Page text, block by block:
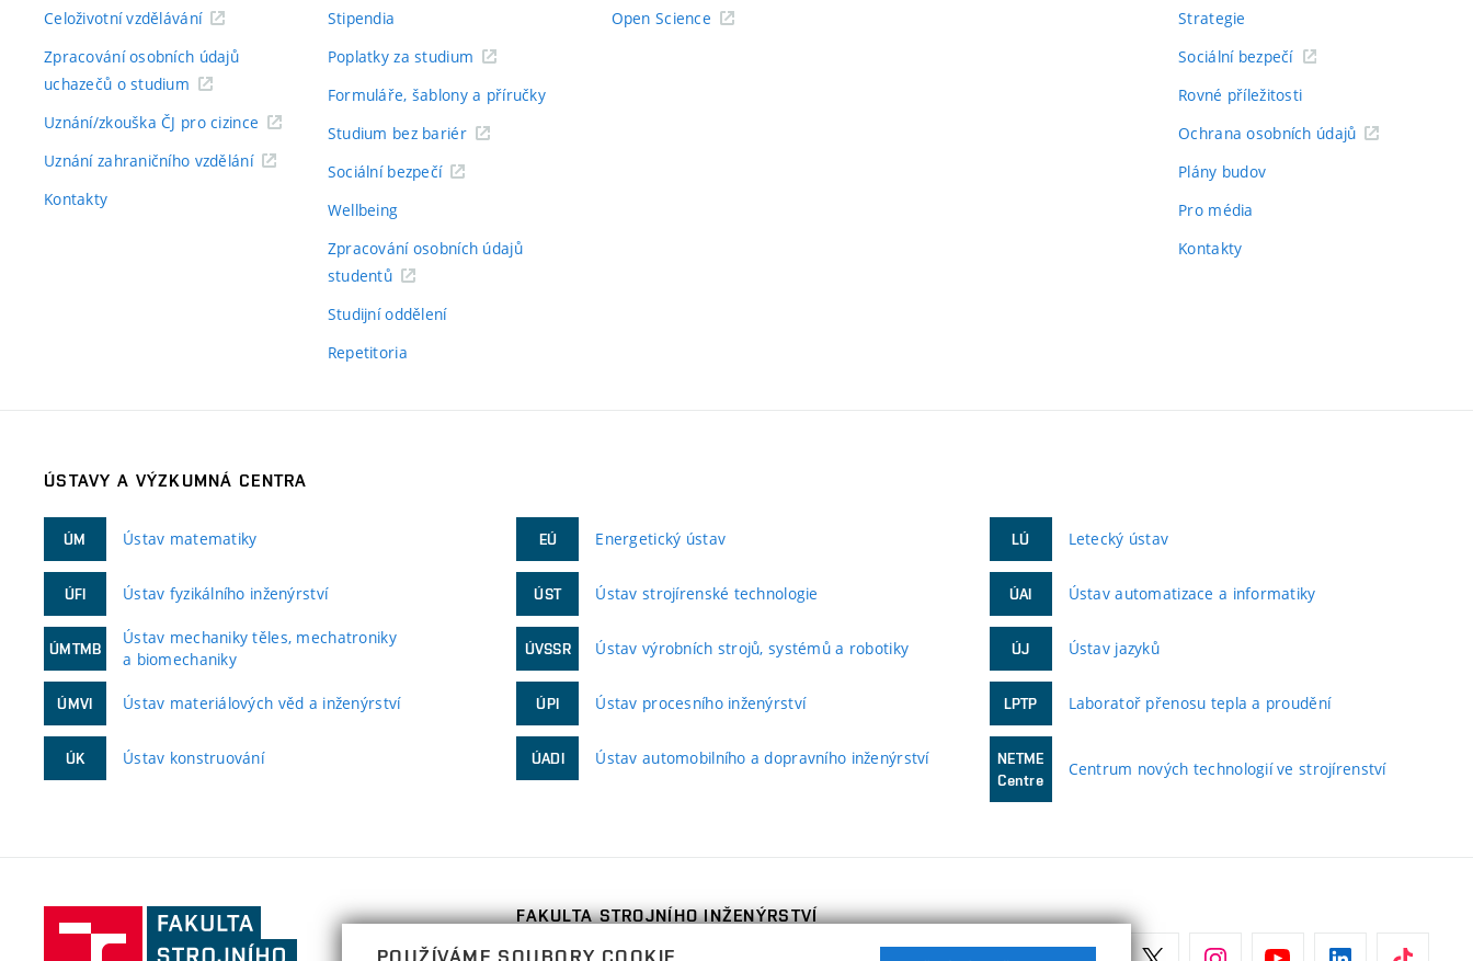
Celoživotní vzdělávání
Zpracování osobních údajů
uchazečů o studium
Uznání/zkouška ČJ pro cizince
Uznání zahraničního vzdělání
Kontakty
Stipendia
Poplatky za studium
Formuláře, šablony a příručky
Studium bez bariér
Sociální bezpečí
Wellbeing
Zpracování osobních údajů
studentů
Studijní oddělení
Repetitoria
Open Science
Strategie
Sociální bezpečí
Rovné příležitosti
Ochrana osobních údajů
Plány budov
Pro média
Kontakty
ÚSTAVY A VÝZKUMNÁ CENTRA
ÚM Ústav matematiky
ÚFI Ústav fyzikálního inženýrství
ÚMTMB
Ústav mechaniky těles, mechatroniky
a biomechaniky
ÚMVI Ústav materiálových věd a inženýrství
ÚK Ústav konstruování
EÚ Energetický ústav
ÚST Ústav strojírenské technologie
ÚVSSR Ústav výrobních strojů, systémů a robotiky
ÚPI Ústav procesního inženýrství
ÚADI Ústav automobilního a dopravního inženýrství
LÚ Letecký ústav
ÚAI Ústav automatizace a informatiky
ÚJ Ústav jazyků
LPTP Laboratoř přenosu tepla a proudění
NETME
Centre
Centrum nových technologií ve strojírenství
Fakulta
FAKULTA STROJNÍHO INŽENÝRSTVÍ
POUŽÍVÁME SOUBORY COOKIE